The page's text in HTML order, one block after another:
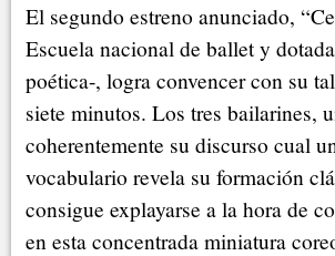
El segundo estreno anunciado,
Escuela nacional de ballet y
poética-, logra convencer con su
siete minutos. Los tres bailarines,
coherentemente su discurso cual
vocabulario revela su formación
consigue explayarse a la hora de
en esta concentrada miniatura